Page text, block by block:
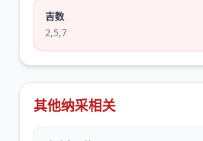
吉数
2,5,7
其他纳采相关